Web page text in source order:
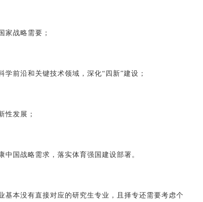
战略需要；
前沿和关键技术领域，深化“四新”建设；
发展；
国战略需求，落实体育强国建设部署。
本没有直接对应的研究生专业，且择专还需要考虑个